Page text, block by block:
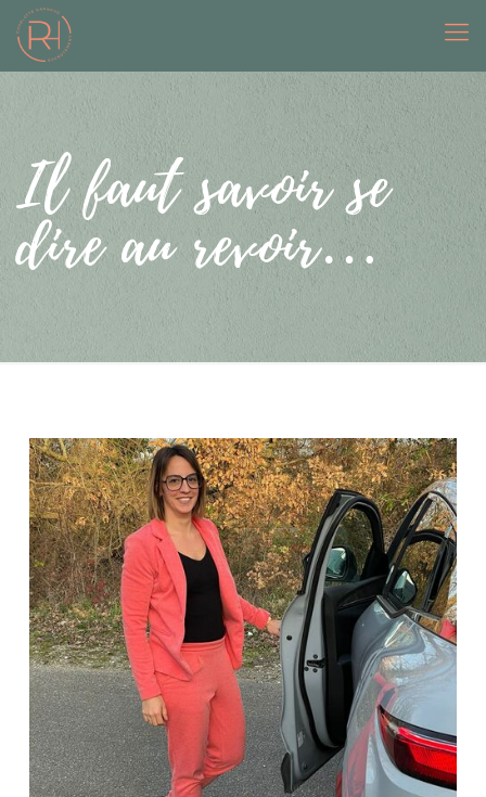
Il faut savoir se
dire au revoir…